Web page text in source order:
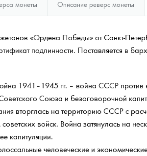
монет
металлов
монеты Описание реверс монеты
«Ордена Победы» от Санкт-
подлинности. Поставляется в
1941–1945 гг. – война СССР
Союза и безоговорочной
вторглась на территорию СССР с
войск. Война затянулась на
капитуляции.
человеческие и